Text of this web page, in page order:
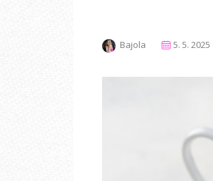
Bajola 5. 5. 2025